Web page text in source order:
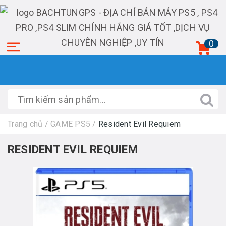
0
Trang chủ / GAME PS5 / Resident Evil Requiem
RESIDENT EVIL REQUIEM